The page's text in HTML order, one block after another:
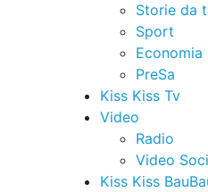
Storie da
Sport
PreSa
Kiss Kiss Tv
Video
Radio
Video
Kiss Kiss